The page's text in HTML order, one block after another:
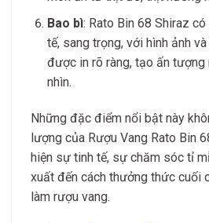
Bao bì: Rato Bin 68 Shiraz
tế, sang trọng, với hình ảnh
được in rõ ràng, tạo ấn tượng
nhìn.
Những đặc điểm nổi bật này
lượng của Rượu Vang Rato Bin
hiện sự tinh tế, sự chăm sóc tỉ
xuất đến cách thưởng thức cuối
làm rượu vang.